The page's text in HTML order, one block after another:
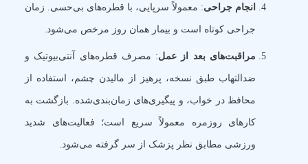
انجام جراحی: معمولاً سرپایی، با قطره‌های بی‌حسی. زمان
جراحی کوتاه است و بیمار همان روز مرخص می‌شود.
مراقبت‌های بعد از عمل: مصرف قطره‌های آنتی‌بیوتیک و
ضدالتهاب طبق نسخه، پرهیز از مالیدن چشم، استفاده از
محافظ در خواب، و پیگیری‌های زمان‌بندی‌شده. بازگشت به
کارهای روزمره معمولاً سریع است؛ فعالیت‌های شدید
ورزشی مطابق نظر پزشک از سر گرفته می‌شود.